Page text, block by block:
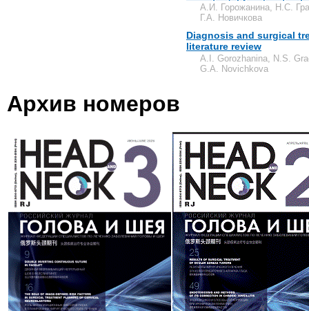
А.И. Горожанина, Н.С.
Г.А. Новичкова
Diagnosis and surgical
literature review
A.I. Gorozhanina, N.S.
G.A. Novichkova
Архив номеров